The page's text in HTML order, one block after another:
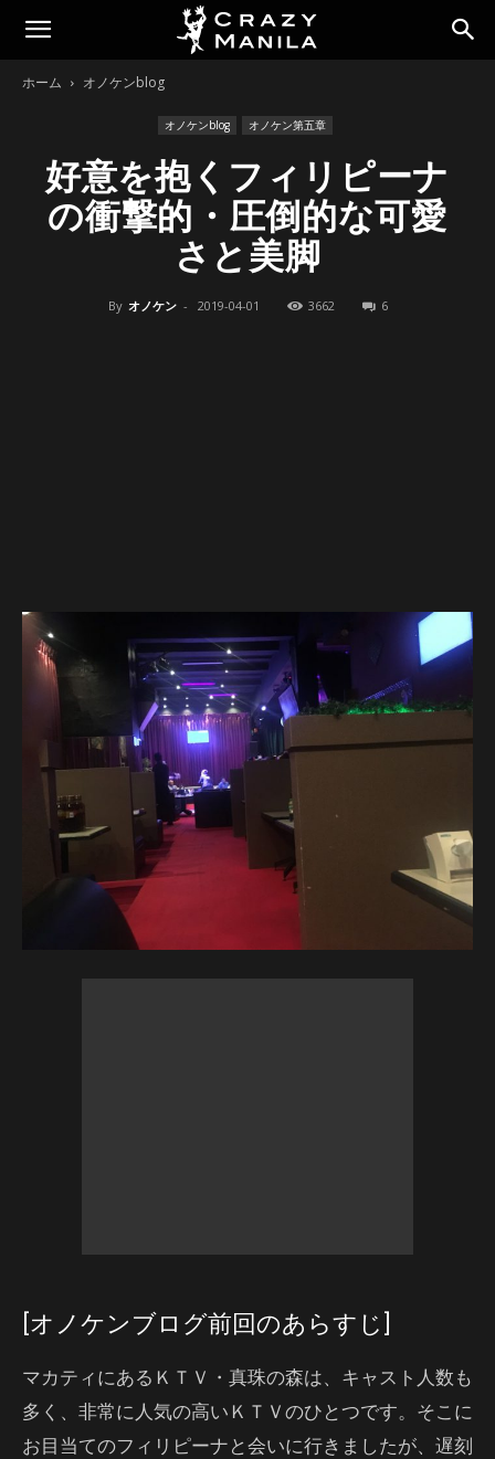
ホーム オノケンblog
オノケンblog オノケン第五章
好意を抱くフィリピーナ
の衝撃的・圧倒的な可愛
さと美脚
By オノケン - 2019-04-01 3662 6
[オノケンブログ前回のあらすじ]
マカティにあるＫＴＶ・真珠の森は、キャスト人数も
多く、非常に人気の高いＫＴＶのひとつです。そこに
お目当てのフィリピーナと会いに行きましたが、遅刻